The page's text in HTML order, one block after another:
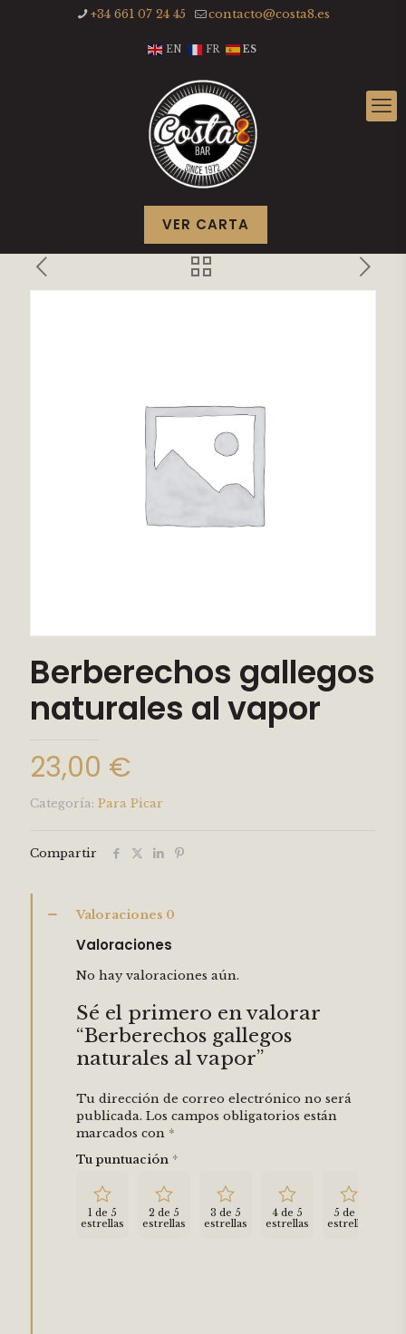
+34 661 07 24 45 contacto@costa8.es
EN FR ES
VER CARTA
Berberechos gallegos
naturales al vapor
23,00 €
Categoría: Para Picar
Compartir
Valoraciones 0
Valoraciones
No hay valoraciones aún.
Sé el primero en valorar
“Berberechos gallegos
naturales al vapor”
Tu dirección de correo electrónico no será
publicada. Los campos obligatorios están
marcados con *
Tu puntuación *
1 de 5
estrellas
2 de 5
estrellas
3 de 5
estrellas
4 de 5
estrellas
5 de 5
estrellas